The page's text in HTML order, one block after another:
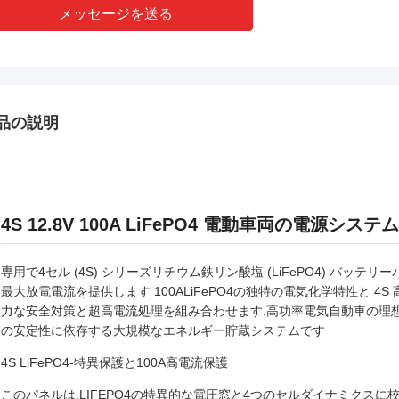
メッセージを送る
の説明
4S 12.8V 100A LiFePO4 電動車両の電源システ
専用で4セル (4S) シリーズリチウム鉄リン酸塩 (LiFePO4) バッテリ
最大放電電流を提供します 100ALiFePO4の独特の電気化学特性と
力な安全対策と超高電流処理を組み合わせます.高功率電気自動車の
の安定性に依存する大規模なエネルギー貯蔵システムです
4S LiFePO4-特異保護と100A高電流保護
このパネルは,LIFEPO4の特異的な電圧窓と4つのセルダイナミクスに